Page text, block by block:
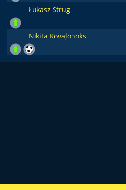
Łukasz Strug
Nikita Kovaļonoks